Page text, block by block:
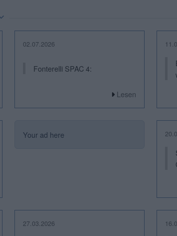
02.07.2026
Fonterelli SPAC 4:
Lesen
Your ad here
27.03.2026